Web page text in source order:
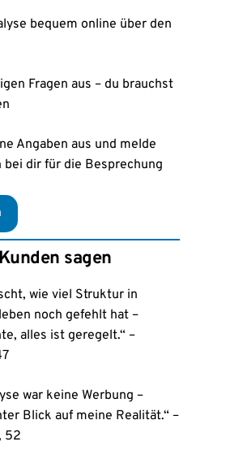
bequem online über den
Fragen aus – du brauchst
Angaben aus und melde
bei dir für die Besprechung
sagen
wie viel Struktur in
noch gefehlt hat –
alles ist geregelt.“ –
war keine Werbung –
Blick auf meine Realität.“ –
52